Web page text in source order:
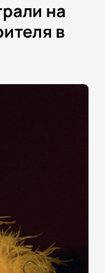
на
в